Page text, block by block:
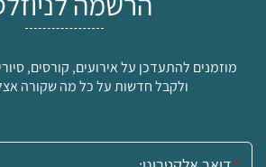
מוזמנים להתעדכן על אירועים, קורסים,
ולקבל חדשות על כל מה שקורה
אימייל: